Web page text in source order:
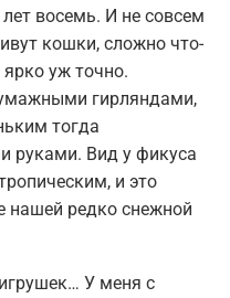
лет восемь. И не совсем
кошки, сложно что-
ярко уж точно.
гирляндами,
тогда
руками. Вид у фикуса
и это
нашей редко снежной
У меня с